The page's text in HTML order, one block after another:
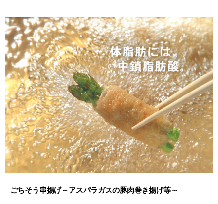
ごちそう串揚げ～アスパラガスの豚肉巻き揚げ等～